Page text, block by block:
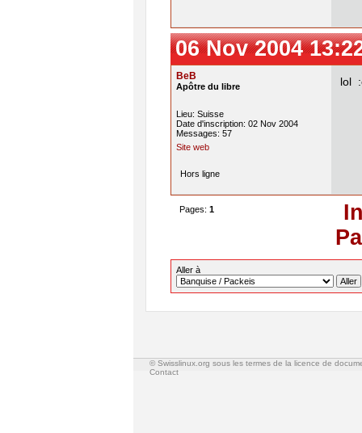
06 Nov 2004
BeB
Apôtre du libre
Lieu: Suisse
Date d'inscription: 02 Nov 2004
Messages: 57
Site web
lol
Hors ligne
Pages: 1
Aller à
© Swisslinux.org sous les termes de la licence de
Contact